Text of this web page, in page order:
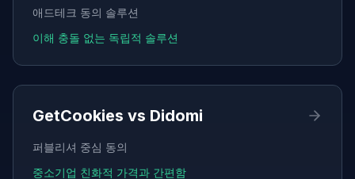
애드테크 동의 솔루션
이해 충돌 없는 독립적 솔루션
GetCookies vs Didomi
퍼블리셔 중심 동의
중소기업 친화적 가격과 간편함